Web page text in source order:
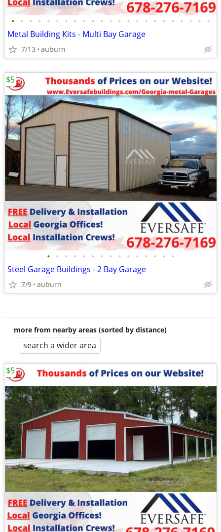
• • • • • • • • • • • • • • • • • • • • • • •
Metal Building Kits - Multi Bay Garage
7/13 auburn
• • • • • • • • • • • • • • •
Steel Garage Buildings - 2 Bay Garage
7/9 auburn
$5
more from nearby areas (sorted by distance)
search a wider area
$5